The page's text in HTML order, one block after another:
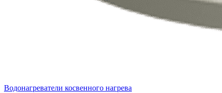
Водонагреватели косвенного нагрева